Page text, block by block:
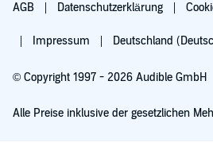
AGB Datenschutzerklärung
Impressum Deutschland
© Copyright 1997 - 2026 Audible GmbH
Alle Preise inklusive der gesetzlichen